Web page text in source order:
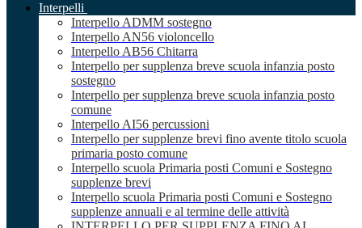
Interpelli
Interpello ADMM sostegno
Interpello AN56 violoncello
Interpello AB56 Chitarra
Interpello per supplenza breve scuola infanzia posto
sostegno
Interpello per supplenza breve scuola infanzia posto
comune
Interpello AI56 percussioni
Interpello per supplenze brevi fino avente titolo scuola
primaria posto comune
Interpello scuola Primaria posti Comuni e Sostegno
supplenze brevi
Interpello scuola Primaria posti Comuni e Sostegno
supplenze annuali e al termine delle attività